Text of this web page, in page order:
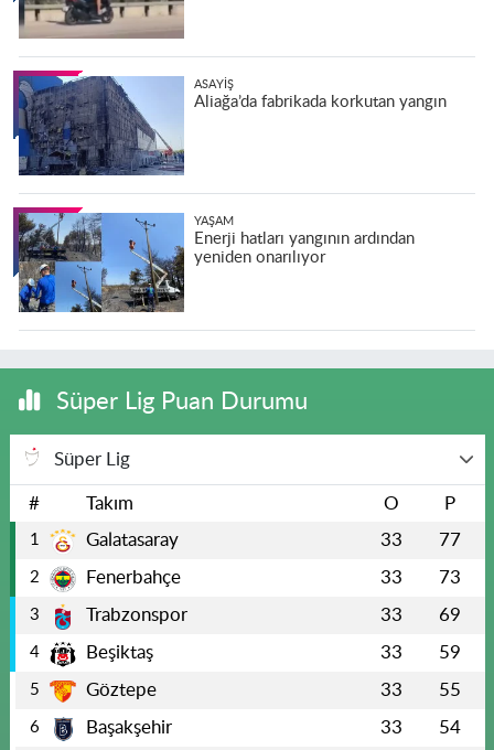
ASAYIŞ
Aliağa’da fabrikada korkutan yangın
YAŞAM
Enerji hatları yangının ardından
yeniden onarılıyor
Süper Lig Puan Durumu
Süper Lig
# Takım O P
1 Galatasaray 33 77
2 Fenerbahçe 33 73
3 Trabzonspor 33 69
4 Beşiktaş 33 59
5 Göztepe 33 55
6 Başakşehir 33 54